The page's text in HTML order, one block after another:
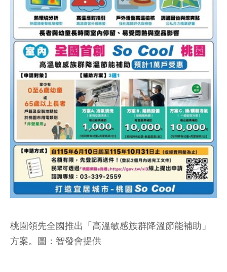
桃園領先全國推出「高溫敏感族群降溫節能補助」
方案。圖：智發會提供